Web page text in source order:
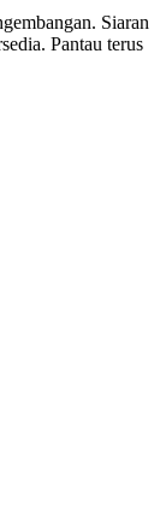
Siaran
Pantau terus